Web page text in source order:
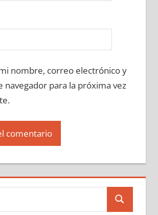
nombre, correo electrónico y
navegador para la próxima vez
Buscar